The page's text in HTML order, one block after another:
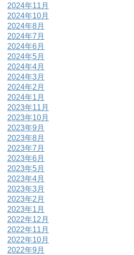
2024年11月
2024年10月
2024年8月
2024年7月
2024年6月
2024年5月
2024年4月
2024年3月
2024年2月
2024年1月
2023年11月
2023年10月
2023年9月
2023年8月
2023年7月
2023年6月
2023年5月
2023年4月
2023年3月
2023年2月
2023年1月
2022年12月
2022年11月
2022年10月
2022年9月